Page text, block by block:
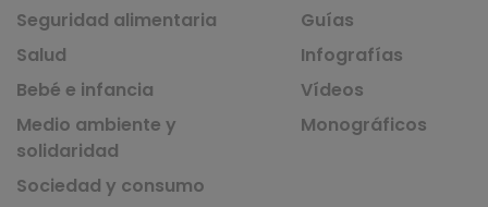
Seguridad alimentaria
Salud
Bebé e infancia
Medio ambiente y
solidaridad
Sociedad y consumo
Guías
Infografías
Vídeos
Monográficos